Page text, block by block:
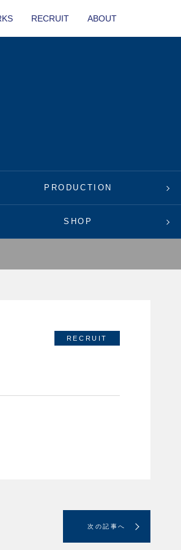
RECRUIT ABOUT
PRODUCTION
SHOP
RECRUIT
次の記事へ